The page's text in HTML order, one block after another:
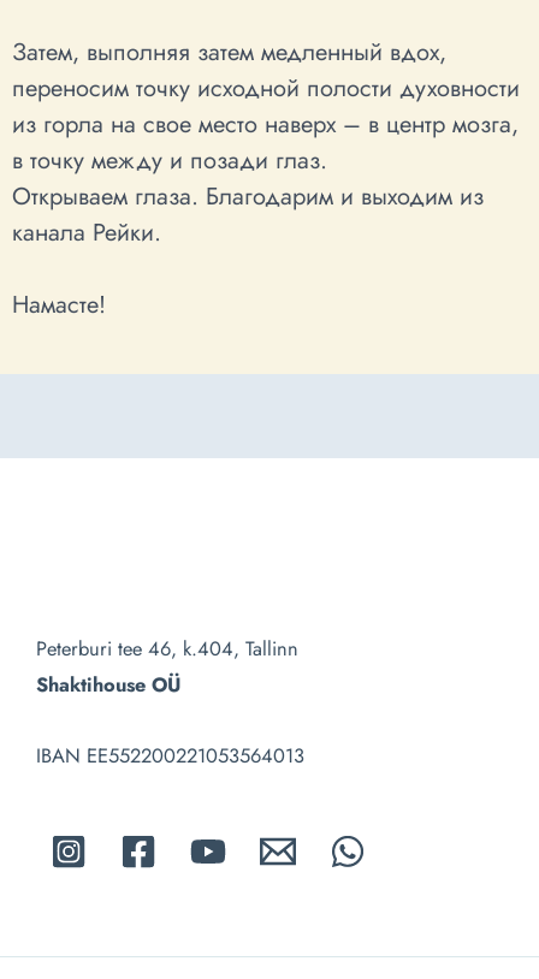
Затем, выполняя затем медленный вдох,
переносим точку исходной полости духовности
из горла на свое место наверх – в центр мозга,
в точку между и позади глаз.
Открываем глаза. Благодарим и выходим из
канала Рейки.
Намасте!
Peterburi tee 46, k.404, Tallinn
Shaktihouse OÜ
IBAN EE552200221053564013